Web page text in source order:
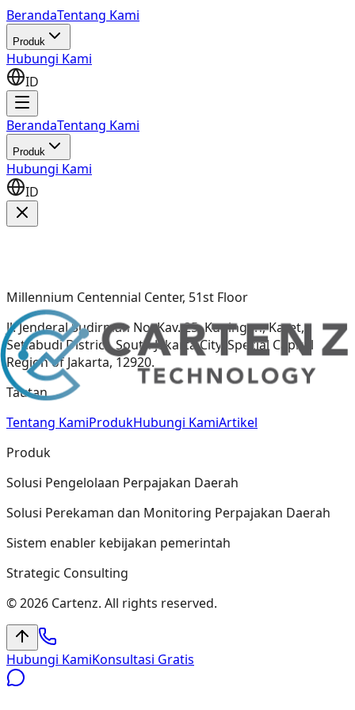
BerandaTentang Kami
Produk
Hubungi Kami
ID
BerandaTentang Kami
Produk
Hubungi Kami
ID
Millennium Centennial Center, 51st Floor
Jl. Jenderal Sudirman No. Kav. 25, Kuningan, Karet,
Setiabudi District, South Jakarta City, Special Capital
Region of Jakarta, 12920.
Tautan
Tentang KamiProdukHubungi KamiArtikel
Produk
Solusi Pengelolaan Perpajakan Daerah
Solusi Perekaman dan Monitoring Perpajakan Daerah
Sistem enabler kebijakan pemerintah
Strategic Consulting
© 2026 Cartenz. All rights reserved.
Hubungi KamiKonsultasi Gratis